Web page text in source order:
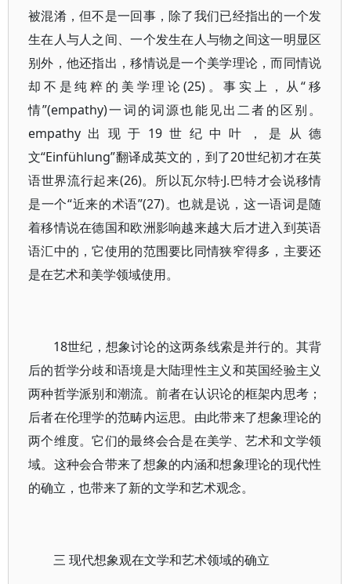
被混淆，但不是一回事，除了我们已经指出的一个发
生在人与人之间、一个发生在人与物之间这一明显区
别外，他还指出，移情说是一个美学理论，而同情说
却不是纯粹的美学理论(25)。事实上，从“移
情”(empathy)一词的词源也能见出二者的区别。
empathy出现于19世纪中叶，是从德
文“Einfühlung”翻译成英文的，到了20世纪初才在英
语世界流行起来(26)。所以瓦尔特·J.巴特才会说移情
是一个“近来的术语”(27)。也就是说，这一语词是随
着移情说在德国和欧洲影响越来越大后才进入到英语
语汇中的，它使用的范围要比同情狭窄得多，主要还
是在艺术和美学领域使用。
18世纪，想象讨论的这两条线索是并行的。其背
后的哲学分歧和语境是大陆理性主义和英国经验主义
两种哲学派别和潮流。前者在认识论的框架内思考；
后者在伦理学的范畴内运思。由此带来了想象理论的
两个维度。它们的最终会合是在美学、艺术和文学领
域。这种会合带来了想象的内涵和想象理论的现代性
的确立，也带来了新的文学和艺术观念。
三 现代想象观在文学和艺术领域的确立